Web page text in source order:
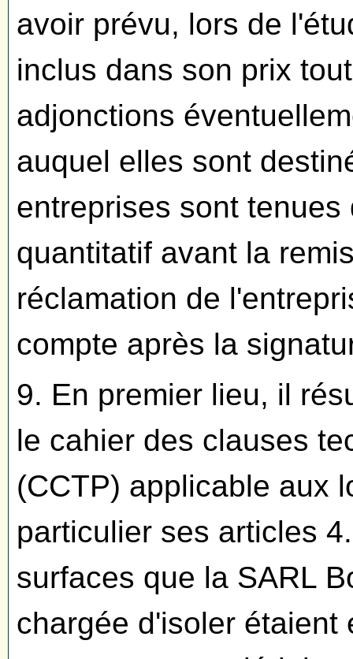
avoir prévu, lors de
inclus dans son prix
adjonctions
auquel elles sont
entreprises sont
quantitatif avant la
réclamation de
compte après la
9. En premier lieu, il
le cahier des clauses
(CCTP) applicable aux
particulier ses articles
surfaces que la SARL
chargée d'isoler étaient